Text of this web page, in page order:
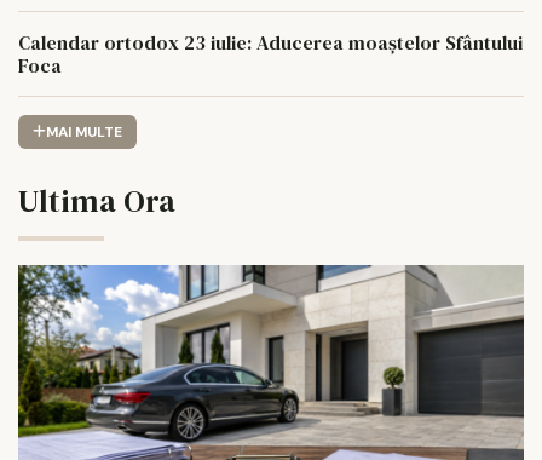
Calendar ortodox 23 iulie: Aducerea moaștelor Sfântului
Foca
MAI MULTE
Ultima Ora